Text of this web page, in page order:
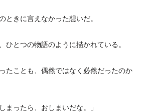
ときに言えなかった想いだ。
ひとつの物語のように描かれている。
たことも、偶然ではなく必然だったのか
まったら、おしまいだな。」